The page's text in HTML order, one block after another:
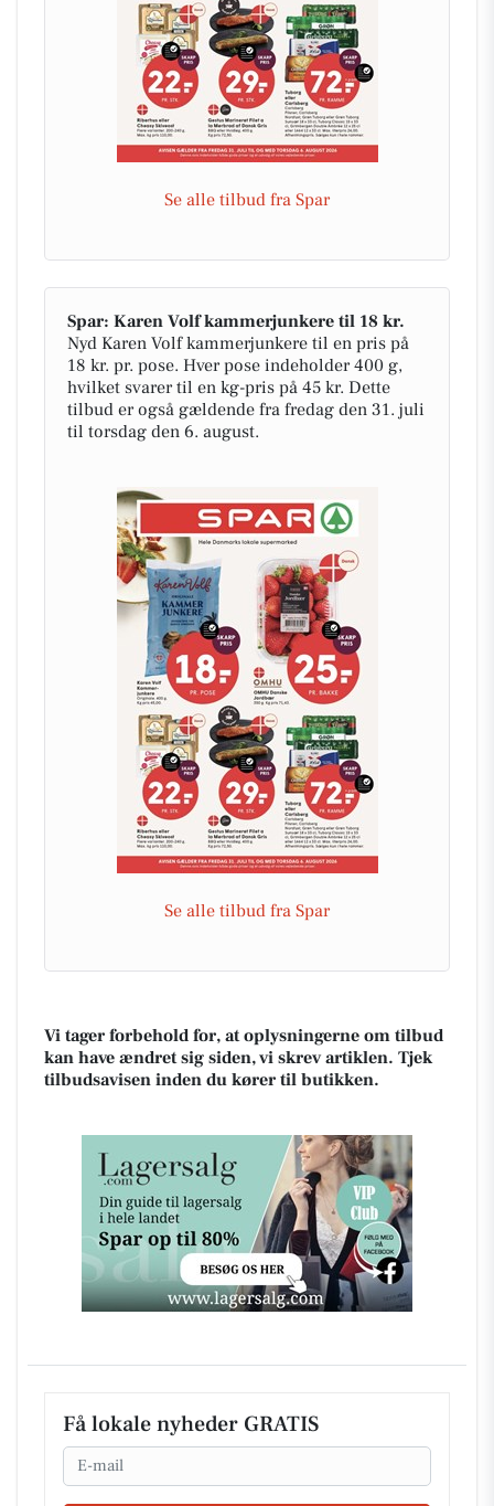
Se alle tilbud fra Spar
Spar: Karen Volf kammerjunkere til 18 kr.
Nyd Karen Volf kammerjunkere til en pris på
18 kr. pr. pose. Hver pose indeholder 400 g,
hvilket svarer til en kg-pris på 45 kr. Dette
tilbud er også gældende fra fredag den 31. juli
til torsdag den 6. august.
Se alle tilbud fra Spar
Vi tager forbehold for, at oplysningerne om tilbud
kan have ændret sig siden, vi skrev artiklen. Tjek
tilbudsavisen inden du kører til butikken.
Få lokale nyheder GRATIS
Email